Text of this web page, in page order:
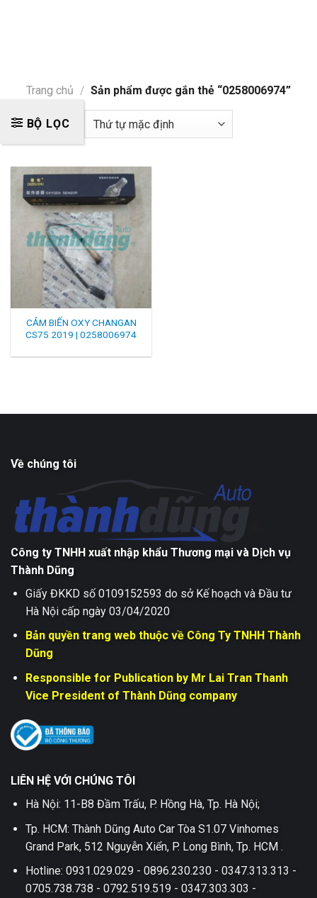
Trang chủ / Sản phẩm được gắn thẻ “0258006974”
BỘ LỌC
CẢM BIẾN OXY CHANGAN
CS75 2019 | 0258006974
Về chúng tôi
Công ty TNHH xuất nhập khẩu Thương mại và Dịch vụ
Thành Dũng
Giấy ĐKKD số 0109152593 do sở Kế hoạch và Đầu tư
Hà Nội cấp ngày 03/04/2020
Bản quyền trang web thuộc về Công Ty TNHH Thành
Dũng
Responsible for Publication by Mr Lai Tran Thanh
Vice President of Thành Dũng company
LIÊN HỆ VỚI CHÚNG TÔI
Hà Nội: 11-B8 Đầm Trấu, P. Hồng Hà, Tp. Hà Nội;
Tp. HCM: Thành Dũng Auto Car Tòa S1.07 Vinhomes
Grand Park, 512 Nguyễn Xiển, P. Long Bình, Tp. HCM .
Hotline: 0931.029.029 - 0896.230.230 - 0347.313.313 -
0705.738.738 - 0792.519.519 - 0347.303.303 -